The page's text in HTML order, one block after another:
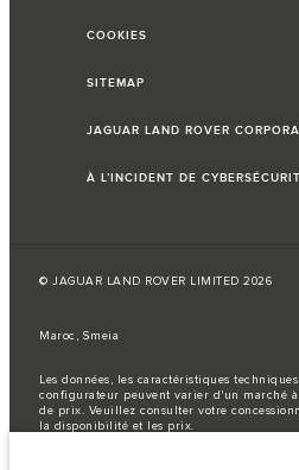
COOKIES
SITEMAP
JAGUAR LAND ROVER
À L’INCIDENT DE
© JAGUAR LAND ROVER LIMITED 2026
Maroc, Smeia
Les données, les caractéristiques
configurateur peuvent varier d'un marché
de prix. Veuillez consulter votre
la disponibilité et les prix.